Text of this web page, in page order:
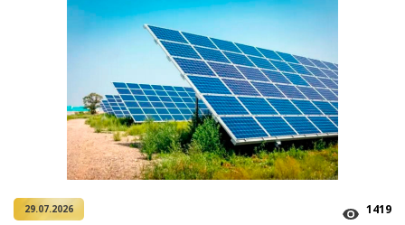
29.07.2026 1419